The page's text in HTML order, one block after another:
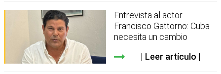
Entrevista al actor
Francisco Gattorno: Cuba
necesita un cambio
Leer artículo